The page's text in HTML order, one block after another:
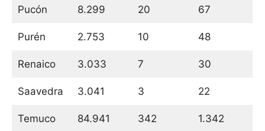
Pucón 8.299 20 67
Purén 2.753 10 48
Renaico 3.033 7 30
Saavedra 3.041 3 22
Temuco 84.941 342 1.342